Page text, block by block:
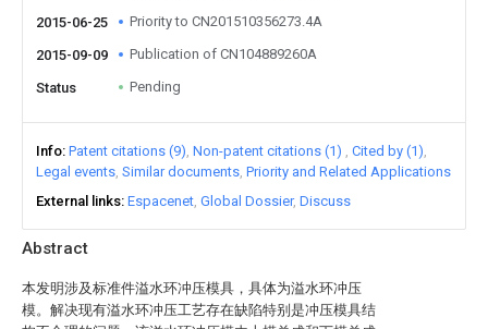
Abstract
本发明涉及标准件溢水环冲压模具，具体为溢水环冲压
模。解决现有溢水环冲压工艺存在缺陷特别是冲压模具结
2015-06-25
Priority to CN201510356273.4A
2015-09-09 Publication of CN104889260A
Status Pending
Info Patent citations (9) Non-patent citations (1)
Cited by (1)
Legal events Similar documents Priority and Related Applications
External links Espacenet Global Dossier Discuss